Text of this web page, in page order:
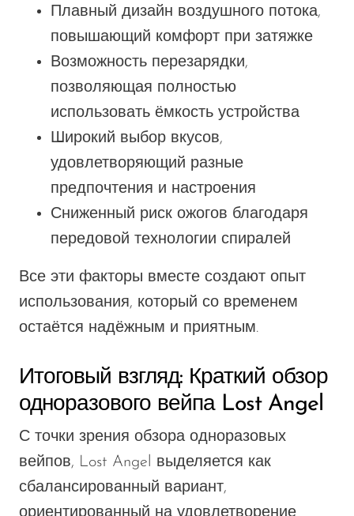
Плавный дизайн воздушного потока,
повышающий комфорт при затяжке
Возможность перезарядки,
позволяющая полностью
использовать ёмкость устройства
Широкий выбор вкусов,
удовлетворяющий разные
предпочтения и настроения
Сниженный риск ожогов благодаря
передовой технологии спиралей
Все эти факторы вместе создают опыт
использования, который со временем
остаётся надёжным и приятным.
Итоговый взгляд: Краткий обзор
одноразового вейпа Lost Angel
С точки зрения обзора одноразовых
вейпов, Lost Angel выделяется как
сбалансированный вариант,
ориентированный на удовлетворение